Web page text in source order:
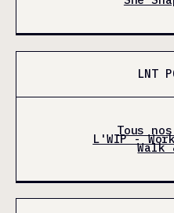
LNT
Tous
L'WIP -
Walk